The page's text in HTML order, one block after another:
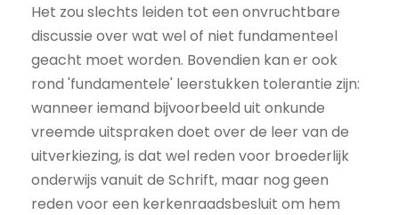
Het zou slechts leiden tot een onvruchtbare
discussie over wat wel of niet fundamenteel
geacht moet worden. Bovendien kan er ook
rond 'fundamentele' leerstukken tolerantie zijn:
wanneer iemand bijvoorbeeld uit onkunde
vreemde uitspraken doet over de leer van de
uitverkiezing, is dat wel reden voor broederlijk
onderwijs vanuit de Schrift, maar nog geen
reden voor een kerkenraadsbesluit om hem